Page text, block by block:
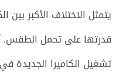
يتمثل الاختلاف الأكبر بين
قدرتها على تحمل الطقس.
تشغيل الكاميرا الجديدة